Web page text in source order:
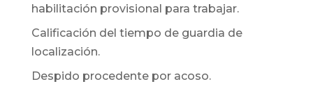
habilitación provisional para trabajar.
Calificación del tiempo de guardia de
localización.
Despido procedente por acoso.